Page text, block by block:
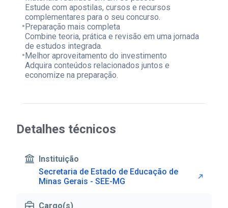
Estude com apostilas, cursos e recursos
complementares para o seu concurso.
•Preparação mais completa
Combine teoria, prática e revisão em uma jornada
de estudos integrada.
•Melhor aproveitamento do investimento
Adquira conteúdos relacionados juntos e
economize na preparação.
Detalhes técnicos
Instituição
Secretaria de Estado de Educação de
Minas Gerais - SEE-MG
Cargo(s)